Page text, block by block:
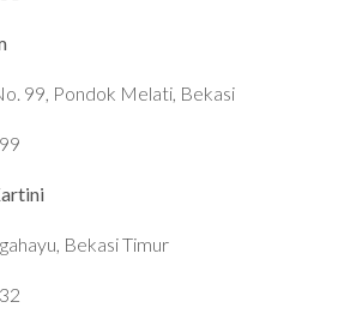
99, Pondok Melati, Bekasi
Bekasi Timur